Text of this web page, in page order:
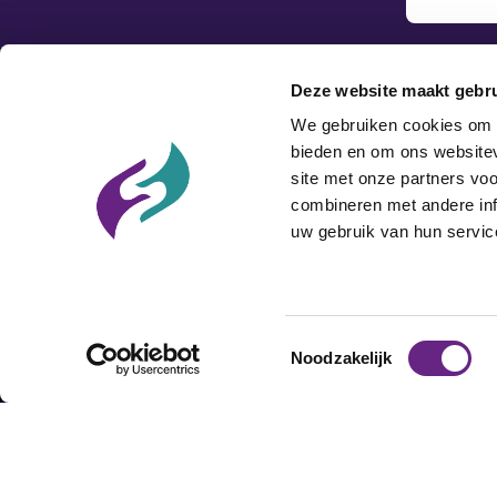
Deze website maakt
We gebruiken cookies
bieden en om ons
site met onze partners
combineren met andere
uw gebruik van hun
Toestemmingsselectie
Noodzakelijk